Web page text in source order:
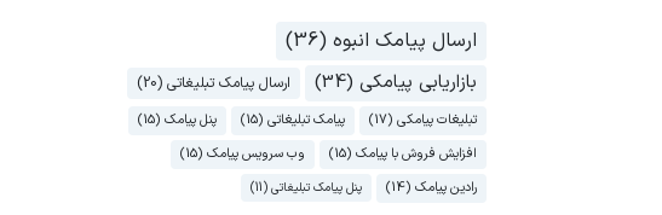
ارسال پیامک انبوه (36)
بازاریابی پیامکی (34) ارسال پیامک تبلیغاتی (20)
تبلیغات پیامکی (17) پیامک تبلیغاتی (15)
پنل پیامک (15)
افزایش فروش با پیامک (15)
وب سرویس پیامک (15)
رادین پیامک (14)
پنل پیامک تبلیغاتی (11)